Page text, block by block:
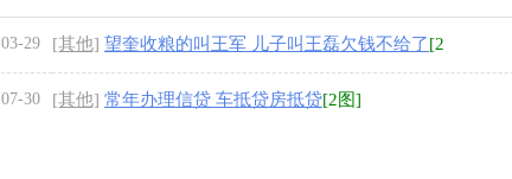
03-29 [其他] 望奎收粮的叫王军 儿子叫王磊欠钱不给了[2
07-30 [其他] 常年办理信贷 车抵贷房抵贷[2图]